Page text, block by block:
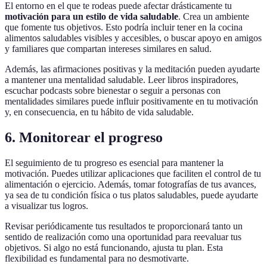
El entorno en el que te rodeas puede afectar drásticamente tu
motivación para un estilo de vida saludable. Crea un ambiente
que fomente tus objetivos. Esto podría incluir tener en la cocina
alimentos saludables visibles y accesibles, o buscar apoyo en amigos
y familiares que compartan intereses similares en salud.
Además, las afirmaciones positivas y la meditación pueden ayudarte
a mantener una mentalidad saludable. Leer libros inspiradores,
escuchar podcasts sobre bienestar o seguir a personas con
mentalidades similares puede influir positivamente en tu motivación
y, en consecuencia, en tu hábito de vida saludable.
6. Monitorear el progreso
El seguimiento de tu progreso es esencial para mantener la
motivación. Puedes utilizar aplicaciones que faciliten el control de tu
alimentación o ejercicio. Además, tomar fotografías de tus avances,
ya sea de tu condición física o tus platos saludables, puede ayudarte
a visualizar tus logros.
Revisar periódicamente tus resultados te proporcionará tanto un
sentido de realización como una oportunidad para reevaluar tus
objetivos. Si algo no está funcionando, ajusta tu plan. Esta
flexibilidad es fundamental para no desmotivarte.